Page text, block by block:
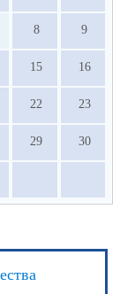
8 9
15 16
22 23
29 30